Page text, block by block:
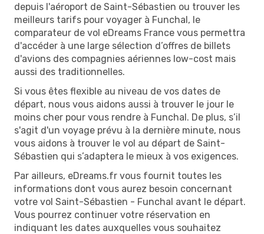
depuis l'aéroport de Saint-Sébastien ou trouver les
meilleurs tarifs pour voyager à Funchal, le
comparateur de vol eDreams France vous permettra
d'accéder à une large sélection d’offres de billets
d'avions des compagnies aériennes low-cost mais
aussi des traditionnelles.
Si vous êtes flexible au niveau de vos dates de
départ, nous vous aidons aussi à trouver le jour le
moins cher pour vous rendre à Funchal. De plus, s’il
s'agit d'un voyage prévu à la dernière minute, nous
vous aidons à trouver le vol au départ de Saint-
Sébastien qui s’adaptera le mieux à vos exigences.
Par ailleurs, eDreams.fr vous fournit toutes les
informations dont vous aurez besoin concernant
votre vol Saint-Sébastien - Funchal avant le départ.
Vous pourrez continuer votre réservation en
indiquant les dates auxquelles vous souhaitez